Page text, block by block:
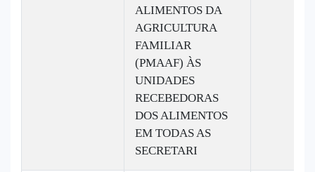
ALIMENTOS DA
AGRICULTURA
FAMILIAR
(PMAAF) ÀS
UNIDADES
RECEBEDORAS
DOS ALIMENTOS
EM TODAS AS
SECRETARI